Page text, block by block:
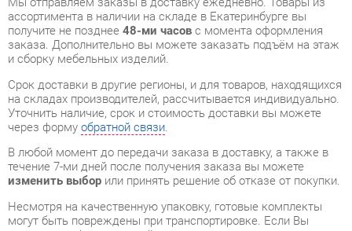
Срок доставки в другие регионы, и для товаров, находящихся
на складах производителей, рассчитывается индивидуально.
Уточнить наличие, срок и стоимость доставки вы можете
через формуобратной связи.
В любой момент до передачи заказа в доставку, а также в
течение 7-ми дней после получения заказа вы можете
изменить выборили принять решение об отказе от покупки.
Несмотря на качественную упаковку, готовые комплекты
могут быть повреждены при транспортировке. Если Вы
заметили дефект при приёме - мы заменим поврежденную
деталь.Повторная доставкатовара -бесплатна.
распространяетсягарантия 1 год, а на некоторые модели – 2
года с момента приобретения.